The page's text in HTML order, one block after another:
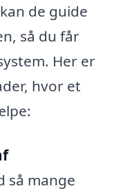
de guide
så du får
Her er
hvor et
så mange